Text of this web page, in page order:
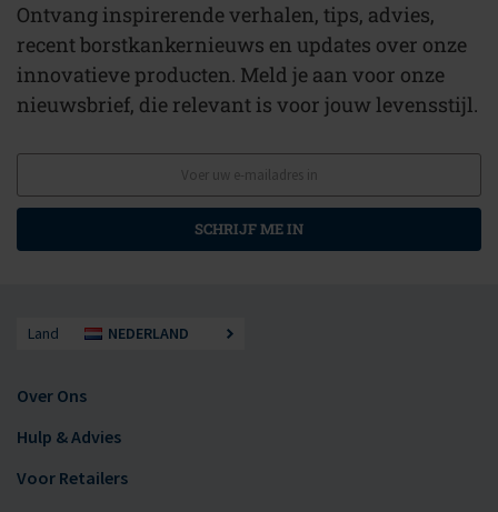
Ontvang inspirerende verhalen, tips, advies,
recent borstkankernieuws en updates over onze
innovatieve producten. Meld je aan voor onze
nieuwsbrief, die relevant is voor jouw levensstijl.
SCHRIJF ME IN
Land NEDERLAND
Over Ons
Hulp & Advies
Voor Retailers